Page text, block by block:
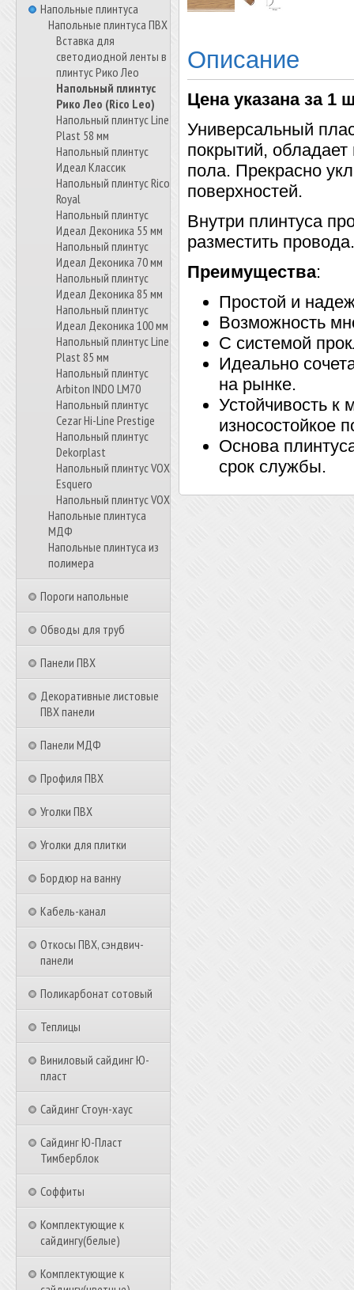
Напольные плинтуса
Напольные плинтуса ПВХ
Вставка для
светодиодной ленты в
плинтус Рико Лео
Напольный плинтус
Рико Лео (Rico Leo)
Напольный плинтус Line
Plast 58 мм
Напольный плинтус
Идеал Классик
Напольный плинтус Rico
Royal
Напольный плинтус
Идеал Деконика 55 мм
Напольный плинтус
Идеал Деконика 70 мм
Напольный плинтус
Идеал Деконика 85 мм
Напольный плинтус
Идеал Деконика 100 мм
Напольный плинтус Line
Plast 85 мм
Напольный плинтус
Arbiton INDO LM70
Напольный плинтус
Cezar Hi-Line Prestige
Напольный плинтус
Dekorplast
Напольный плинтус VOX
Esquero
Напольный плинтус VOX
Напольные плинтуса
МДФ
Напольные плинтуса из
полимера
Пороги напольные
Обводы для труб
Панели ПВХ
Декоративные листовые
ПВХ панели
Панели МДФ
Профиля ПВХ
Уголки ПВХ
Уголки для плитки
Бордюр на ванну
Кабель-канал
Откосы ПВХ, сэндвич-
панели
Поликарбонат сотовый
Теплицы
Виниловый сайдинг Ю-
пласт
Сайдинг Стоун-хаус
Сайдинг Ю-Пласт
Тимберблок
Соффиты
Комплектующие к
сайдингу(белые)
Комплектующие к
Описание
Цена указана за 1
Универсальный
покрытий, обладает
пола. Прекрасно
поверхностей.
Внутри плинтуса
разместить провода.
Преимущества:
Простой и
Возможность
С системой
Идеально
на рынке.
Устойчивость к
износостойкое
Основа
срок службы.